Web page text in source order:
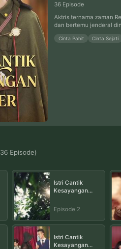
36 Episode
Aktris ternama zaman
dan bertemu jenderal
Cinta Pahit Cinta Sejati
36 Episode)
Istri Cantik
Kesayangan
Episode 2
Istri Cantik
Kesayangan